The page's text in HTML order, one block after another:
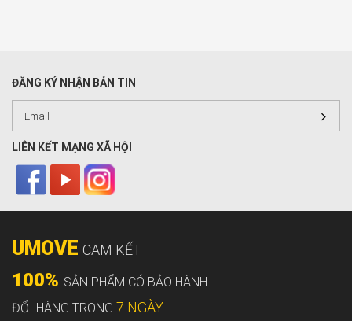
ĐĂNG KÝ NHẬN BẢN TIN
LIÊN KẾT MẠNG XÃ HỘI
UMOVE CAM KẾT
100% SẢN PHẨM CÓ BẢO HÀNH
ĐỔI HÀNG TRONG 7 NGÀY